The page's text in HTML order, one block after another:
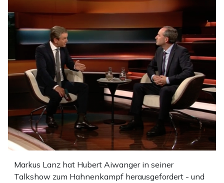
Markus Lanz hat Hubert Aiwanger in seiner
Talkshow zum Hahnenkampf herausgefordert - und